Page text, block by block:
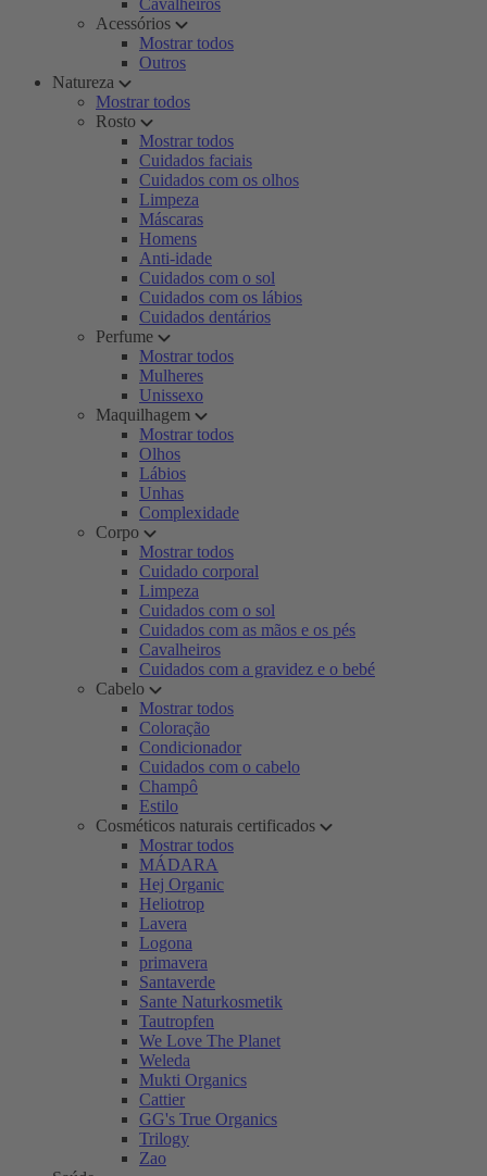
Cavalheiros
Acessórios
Mostrar todos
Outros
Natureza
Mostrar todos
Rosto
Mostrar todos
Cuidados faciais
Cuidados com os olhos
Limpeza
Máscaras
Homens
Anti-idade
Cuidados com o sol
Cuidados com os lábios
Cuidados dentários
Perfume
Mostrar todos
Mulheres
Unissexo
Maquilhagem
Mostrar todos
Olhos
Lábios
Unhas
Complexidade
Corpo
Mostrar todos
Cuidado corporal
Limpeza
Cuidados com o sol
Cuidados com as mãos e os pés
Cavalheiros
Cuidados com a gravidez e o bebé
Cabelo
Mostrar todos
Coloração
Condicionador
Cuidados com o cabelo
Champô
Estilo
Cosméticos naturais certificados
Mostrar todos
MÁDARA
Hej Organic
Heliotrop
Lavera
Logona
primavera
Santaverde
Sante Naturkosmetik
Tautropfen
We Love The Planet
Weleda
Mukti Organics
Cattier
GG's True Organics
Trilogy
Zao